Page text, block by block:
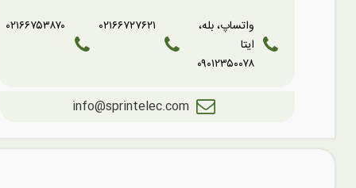
واتساپ، بله،
ایتا
۰۹۰۱۲۳۵۰۰۷۸
۰۲۱۶۶۷۲۷۶۲۱ ۰۲۱۶۶۷۵۳۸۷۰
info@sprintelec.com